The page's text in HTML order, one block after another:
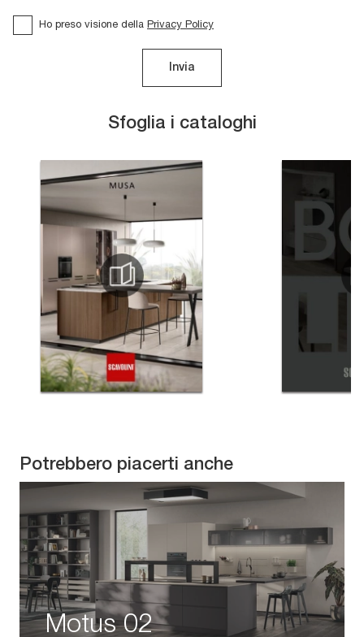
Sfoglia i cataloghi
Ho preso visione della Privacy Policy
Invia
Potrebbero piacerti anche
Motus 02